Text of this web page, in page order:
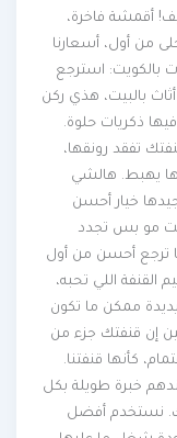
أقمشة فاخرة،
من أول، أسعارنا
قنفات بالكويت: استرجع
بالبيت، هذي ركن
ذكريات حلوة.
تفقد رونقها،
يهبط. هالشي
خيار أحسن
مو بس تجدد
أحسن من أول
اللي تحبه،
ممكن ما تكون
إن قنفتك جزء من
قنفتنا.
خبرة طويلة بكل
نستخدم أفضل